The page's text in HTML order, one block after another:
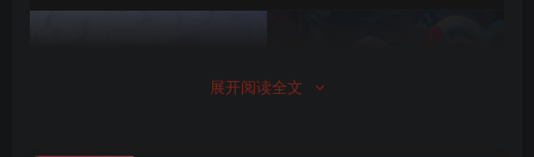
展开阅读全文